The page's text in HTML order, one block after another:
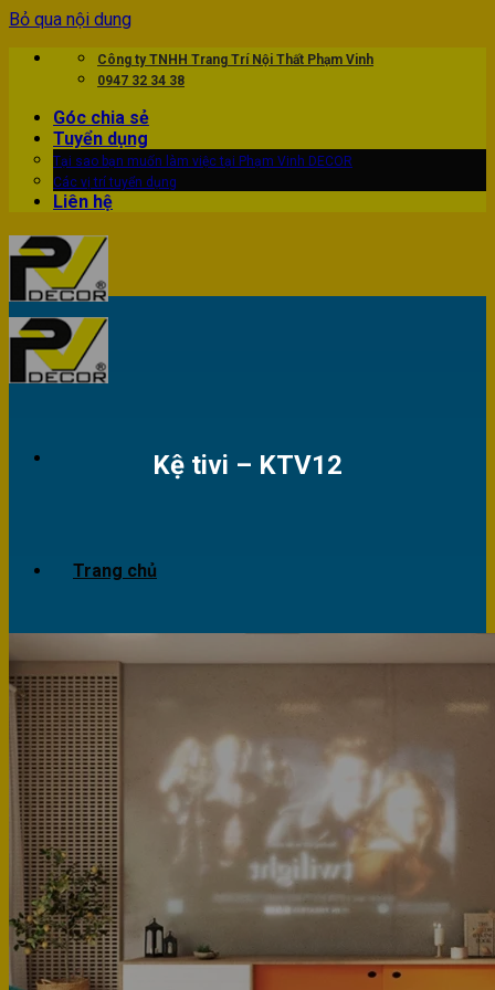
Bỏ qua nội dung
Công ty TNHH Trang Trí Nội Thất Phạm Vinh
0947 32 34 38
Góc chia sẻ
Tuyển dụng
Tại sao bạn muốn làm việc tại Phạm Vinh DECOR
Các vị trí tuyển dụng
Liên hệ
Trang chủ
Giới thiệu
Dự án
Công trình văn phòng
Công trình nhà ở
Sản phẩm
Văn phòng
Phòng khách
Kệ tivi – KTV12